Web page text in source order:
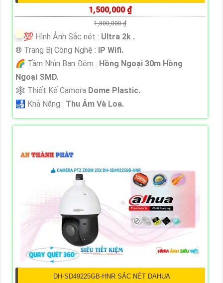
1,500,000 ₫
1,800,000 ₫
💯 Hình Ảnh Sắc nét : Ultra 2k .
®️ Trang Bị Công Nghệ :
IP Wifi.
🌈 Tầm Nhìn Ban Đêm : Hồng Ngoại 30m Hồng
Ngoại SMD.
🕸️ Thiết Kế Camera Dome Plastic.
️🛃 Khả Năng : Thu Âm Và Loa.
DH-SD49225GB-HNR SẮC NÉT DAHUA